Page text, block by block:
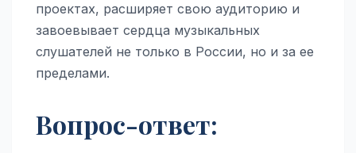
проектах, расширяет свою аудиторию и
завоевывает сердца музыкальных
слушателей не только в России, но и за ее
пределами.
Вопрос-ответ: